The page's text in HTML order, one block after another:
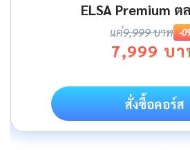
ELSA Premium
แค่9,999 บาท -
7,999 บา
สั่งซื้อคอร์ส